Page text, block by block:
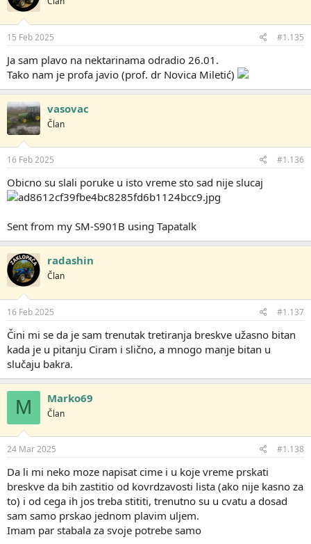
15 Feb 2025 #1.135
Ja sam plavo na nektarinama odradio 26.01.
Tako nam je profa javio (prof. dr Novica Miletić)
vasovac
Član
16 Feb 2025 #1.136
Obicno su slali poruke u isto vreme sto sad nije slucaj
Sent from my SM-S901B using Tapatalk
radashin
Član
16 Feb 2025 #1.137
Čini mi se da je sam trenutak tretiranja breskve užasno bitan
kada je u pitanju Ciram i slično, a mnogo manje bitan u
slučaju bakra.
M Marko69
Član
24 Mar 2025 #1.138
Da li mi neko moze napisat cime i u koje vreme prskati
breskve da bih zastitio od kovrdzavosti lista (ako nije kasno za
to) i od cega ih jos treba stititi, trenutno su u cvatu a dosad
sam samo prskao jednom plavim uljem.
Imam par stabala za svoje potrebe samo